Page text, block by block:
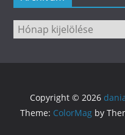
Archívum
Copyright © 2026
Theme: ColorMag by